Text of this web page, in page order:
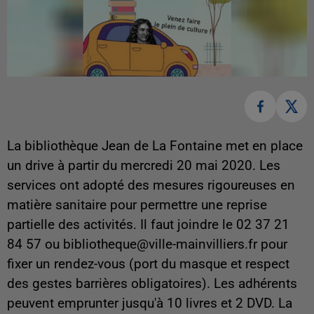
La bibliothèque Jean de La Fontaine met en place
un drive à partir du mercredi 20 mai 2020. Les
services ont adopté des mesures rigoureuses en
matière sanitaire pour permettre une reprise
partielle des activités. Il faut joindre le 02 37 21
84 57 ou bibliotheque@ville-mainvilliers.fr pour
fixer un rendez-vous (port du masque et respect
des gestes barrières obligatoires). Les adhérents
peuvent emprunter jusqu'à 10 livres et 2 DVD. La